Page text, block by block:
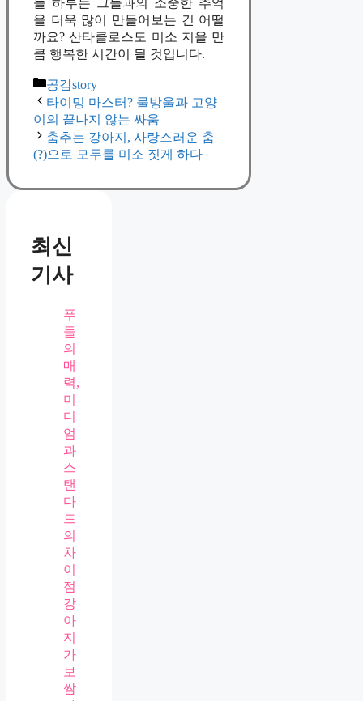
늘 하루는 그들과의 소중한 추억
을 더욱 많이 만들어보는 건 어떨
까요? 산타클로스도 미소 지을 만
큼 행복한 시간이 될 것입니다.
카
테
고
리
공감story
타이밍 마스터? 물방울과 고양
이의 끝나지 않는 싸움
춤추는 강아지, 사랑스러운 춤
(?)으로 모두를 미소 짓게 하다
최신
기사
푸
들
의
매
력,
미
디
엄
과
스
탠
다
드
의
차
이
점
강
아
지
가
보
쌈